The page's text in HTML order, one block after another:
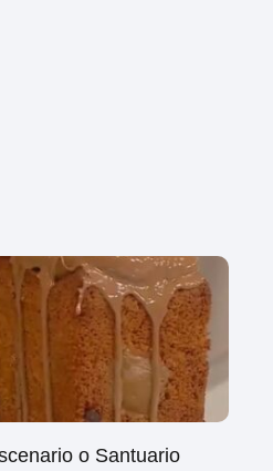
o Santuario